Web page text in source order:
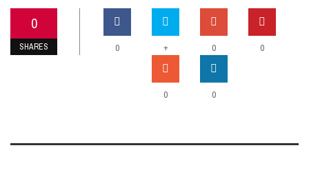
0
SHARES 0 + 0 0
0 0